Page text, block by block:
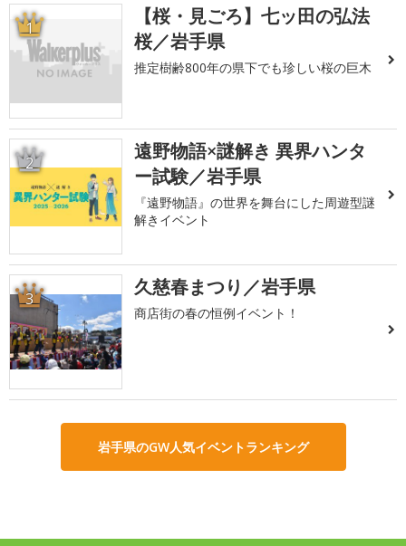
1
【桜・見ごろ】七ッ田の弘法
桜／岩手県
推定樹齢800年の県下でも珍しい桜の巨木
2
遠野物語×謎解き 異界ハンタ
ー試験／岩手県
『遠野物語』の世界を舞台にした周遊型謎
解きイベント
3 久慈春まつり／岩手県
商店街の春の恒例イベント！
岩手県のGW人気イベントランキング